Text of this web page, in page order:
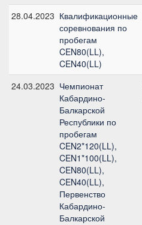
28.04.2023 Квалификационные
соревнования по
пробегам
CEN80(LL),
CEN40(LL)
24.03.2023 Чемпионат
Кабардино-
Балкарской
Республики по
пробегам
CEN2*120(LL),
CEN1*100(LL),
CEN80(LL),
CEN40(LL),
Первенство
Кабардино-
Балкарской